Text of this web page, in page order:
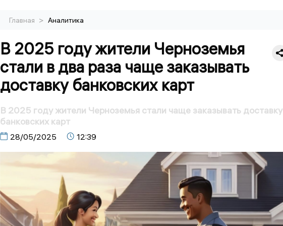
Главная > Аналитика
В 2025 году жители Черноземья
стали в два раза чаще заказывать
доставку банковских карт
В 2025 году жители Черноземья стали чаще заказывать доставку
банковских карт
28/05/2025 12:39